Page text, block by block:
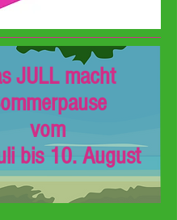
JULL macht
vom
bis 10. August